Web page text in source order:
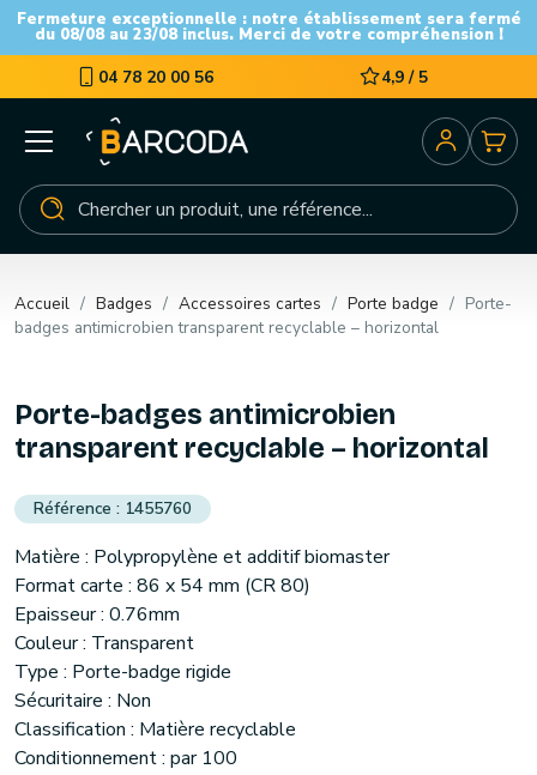
Fermeture exceptionnelle : notre établissement sera fermé
du 08/08 au 23/08 inclus. Merci de votre compréhension !
04 78 20 00 56 4,9 / 5
Accueil Badges Accessoires cartes Porte badge
Porte-
badges antimicrobien transparent recyclable – horizontal
Porte-badges antimicrobien
transparent recyclable – horizontal
1455760
Matière : Polypropylène et additif biomaster
Format carte : 86 x 54 mm (CR 80)
Epaisseur : 0.76mm
Couleur : Transparent
Type : Porte-badge rigide
Sécuritaire : Non
Classification : Matière recyclable
Conditionnement : par 100